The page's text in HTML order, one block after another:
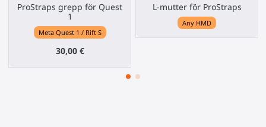
ProStraps grepp för Quest
1
Meta Quest 1 / Rift S
30,00 €
L-mutter för ProStraps
Any HMD